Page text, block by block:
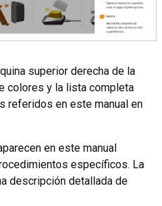
superior derecha de la
colores y la lista completa
referidos en este manual en
en este manual
específicos. La
descripción detallada de